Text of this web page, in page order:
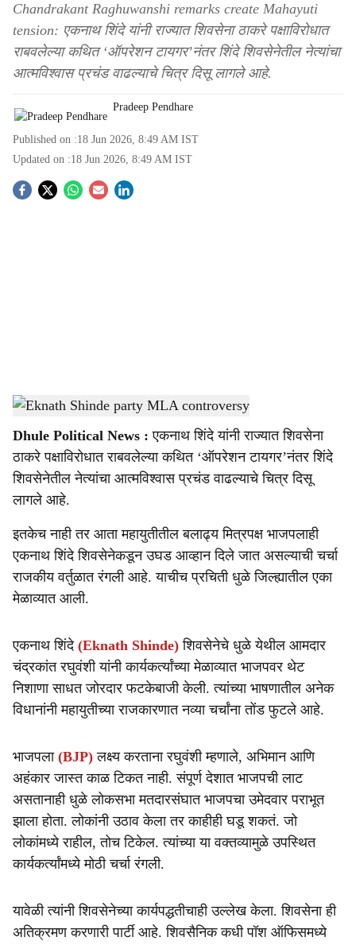
Chandrakant Raghuwanshi remarks create Mahayuti
tension: एकनाथ शिंदे यांनी राज्यात शिवसेना ठाकरे पक्षाविरोधात
राबवलेल्या कथित ‘ऑपरेशन टायगर’नंतर शिंदे शिवसेनेतील नेत्यांचा
आत्मविश्वास प्रचंड वाढल्याचे चित्र दिसू लागले आहे.
Pradeep Pendhare
Published on :18 Jun 2026, 8:49 AM IST
Updated on :18 Jun 2026, 8:49 AM IST
S
a
r
Eknath Shinde party MLA controversy - Sarkarnama
Dhule Political News : एकनाथ शिंदे यांनी राज्यात शिवसेना
ठाकरे पक्षाविरोधात राबवलेल्या कथित ‘ऑपरेशन टायगर’नंतर शिंदे
शिवसेनेतील नेत्यांचा आत्मविश्वास प्रचंड वाढल्याचे चित्र दिसू
लागले आहे.
इतकेच नाही तर आता महायुतीतील बलाढ्य मित्रपक्ष भाजपलाही
एकनाथ शिंदे शिवसेनेकडून उघड आव्हान दिले जात असल्याची चर्चा
राजकीय वर्तुळात रंगली आहे. याचीच प्रचिती धुळे जिल्ह्यातील एका
मेळाव्यात आली.
एकनाथ शिंदे (Eknath Shinde) शिवसेनेचे धुळे येथील आमदार
चंद्रकांत रघुवंशी यांनी कार्यकर्त्यांच्या मेळाव्यात भाजपवर थेट
निशाणा साधत जोरदार फटकेबाजी केली. त्यांच्या भाषणातील अनेक
विधानांनी महायुतीच्या राजकारणात नव्या चर्चांना तोंड फुटले आहे.
भाजपला (BJP) लक्ष्य करताना रघुवंशी म्हणाले, अभिमान आणि
अहंकार जास्त काळ टिकत नाही. संपूर्ण देशात भाजपची लाट
असतानाही धुळे लोकसभा मतदारसंघात भाजपचा उमेदवार पराभूत
झाला होता. लोकांनी उठाव केला तर काहीही घडू शकतं. जो
लोकांमध्ये राहील, तोच टिकेल. त्यांच्या या वक्तव्यामुळे उपस्थित
कार्यकर्त्यांमध्ये मोठी चर्चा रंगली.
यावेळी त्यांनी शिवसेनेच्या कार्यपद्धतीचाही उल्लेख केला. शिवसेना ही
अतिक्रमण करणारी पार्टी आहे. शिवसैनिक कधी पॉश ऑफिसमध्ये